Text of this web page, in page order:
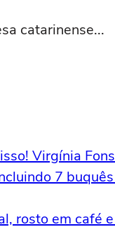
catarinense...
Virgínia
7
rosto em café